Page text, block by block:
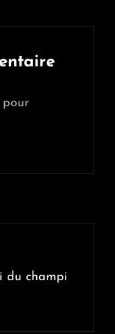
pour
du champi